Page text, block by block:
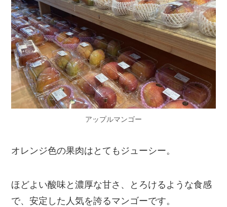
アップルマンゴー
オレンジ色の果肉はとてもジューシー。
ほどよい酸味と濃厚な甘さ、とろけるような食感
で、安定した人気を誇るマンゴーです。